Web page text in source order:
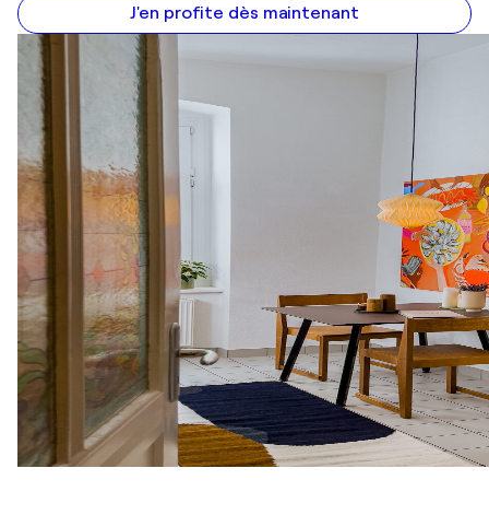
J'en profite dès maintenant